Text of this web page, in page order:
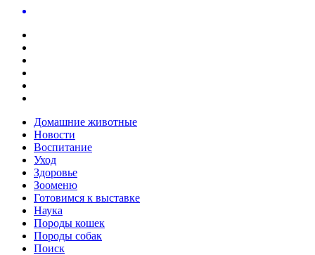
Домашние животные
Новости
Воспитание
Уход
Здоровье
Зооменю
Готовимся к выставке
Наука
Породы кошек
Породы собак
Поиск